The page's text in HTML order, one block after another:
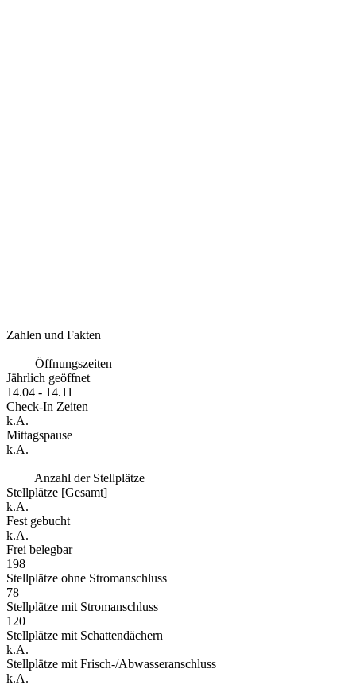
Zahlen und Fakten
Öffnungszeiten
Jährlich geöffnet
14.04 - 14.11
Check-In Zeiten
k.A.
Mittagspause
k.A.
Anzahl der Stellplätze
Stellplätze [Gesamt]
k.A.
Fest gebucht
k.A.
Frei belegbar
198
Stellplätze ohne Stromanschluss
78
Stellplätze mit Stromanschluss
120
Stellplätze mit Schattendächern
k.A.
Stellplätze mit Frisch-/Abwasseranschluss
k.A.